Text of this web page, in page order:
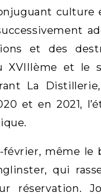
culture
et des
et le
La
et en 2021,
même le
qui
réservation.